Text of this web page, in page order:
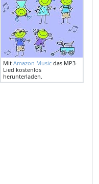
Mit Amazon Music das MP3-
Lied kostenlos
herunterladen.